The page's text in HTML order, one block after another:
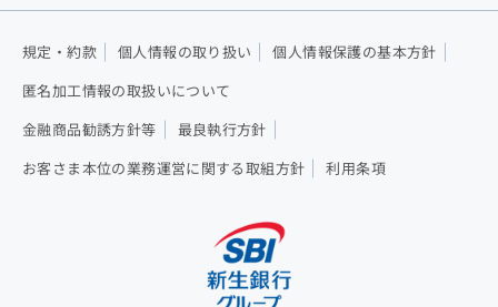
規定・約款 個人情報の取り扱い 個人情報保護の基本方針
匿名加工情報の取扱いについて
金融商品勧誘方針等 最良執行方針
お客さま本位の業務運営に関する取組方針 利用条項